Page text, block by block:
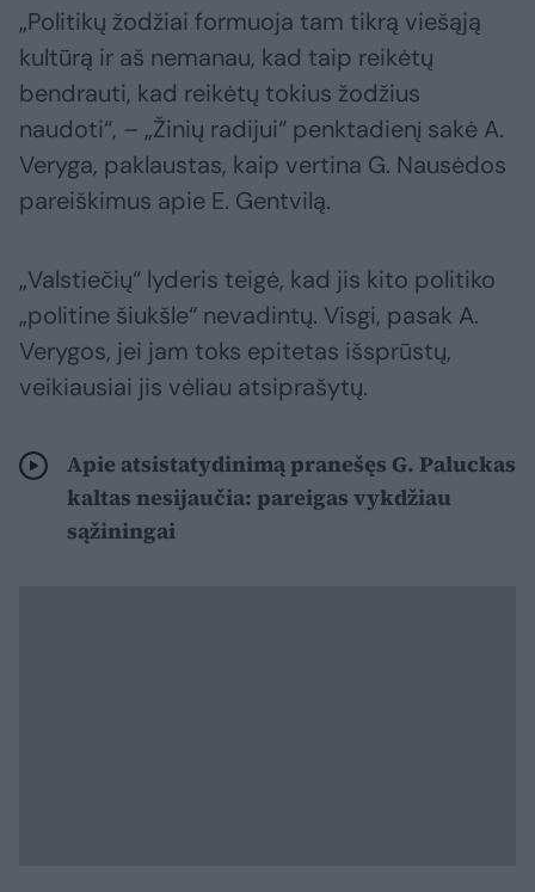
„Politikų žodžiai formuoja tam tikrą viešąją
kultūrą ir aš nemanau, kad taip reikėtų
bendrauti, kad reikėtų tokius žodžius
naudoti“, – „Žinių radijui“ penktadienį sakė A.
Veryga, paklaustas, kaip vertina G. Nausėdos
pareiškimus apie E. Gentvilą.
„Valstiečių“ lyderis teigė, kad jis kito politiko
„politine šiukšle“ nevadintų. Visgi, pasak A.
Verygos, jei jam toks epitetas išsprūstų,
veikiausiai jis vėliau atsiprašytų.
Apie atsistatydinimą pranešęs G. Paluckas
kaltas nesijaučia: pareigas vykdžiau
sąžiningai